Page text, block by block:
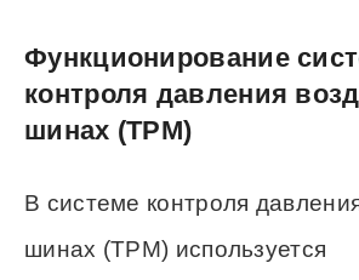
Функционирование
контроля давления
шинах (ТРМ)
В системе контроля
шинах (ТРМ) используется